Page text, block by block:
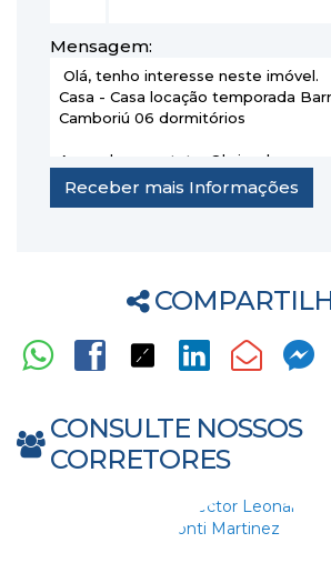
Mensagem:
CONSULTE NOSSOS
CORRETORES